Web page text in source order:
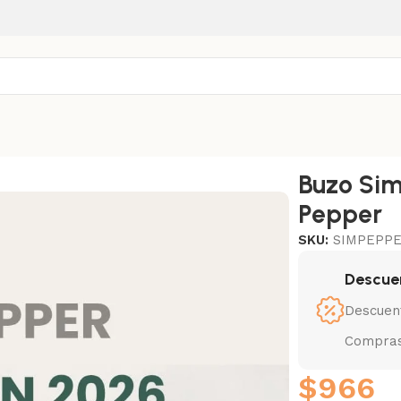
Buzo
Pepper
SKU:
$966